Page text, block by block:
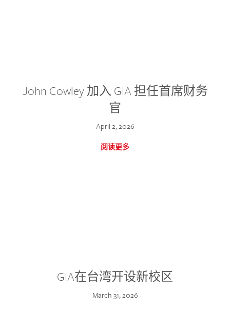
John Cowley 加入 GIA 担任首席财务
官
April 2, 2026
阅读更多
GIA在台湾开设新校区
March 31, 2026